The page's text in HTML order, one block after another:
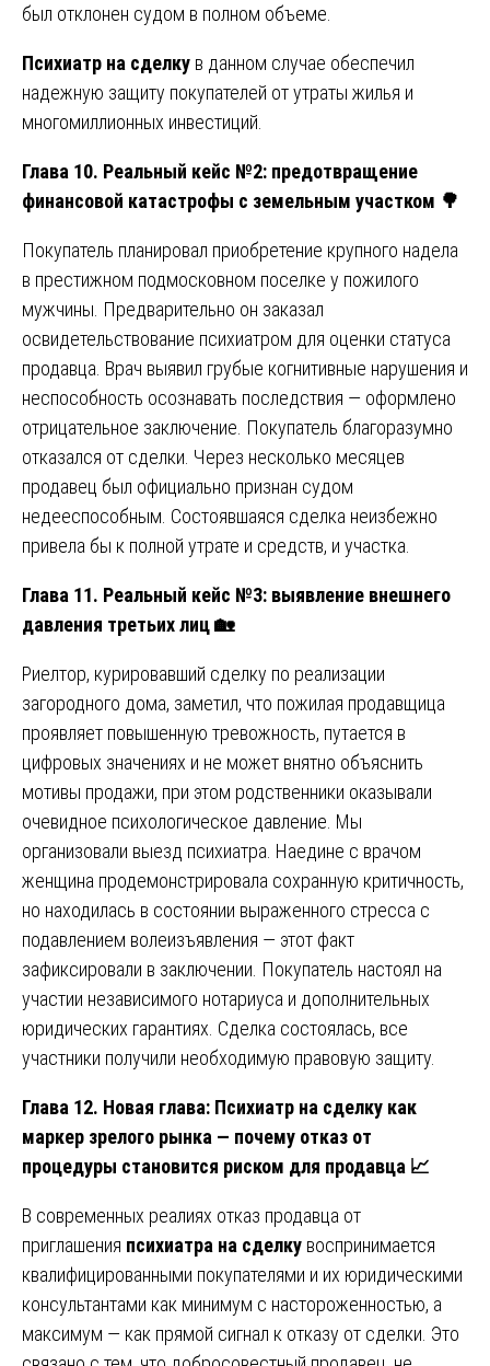
был отклонен судом в полном объеме.
Психиатр на сделку в данном случае обеспечил
надежную защиту покупателей от утраты жилья и
многомиллионных инвестиций.
Глава 10. Реальный кейс №2: предотвращение
финансовой катастрофы с земельным участком 🌳
Покупатель планировал приобретение крупного надела
в престижном подмосковном поселке у пожилого
мужчины. Предварительно он заказал
освидетельствование психиатром для оценки статуса
продавца. Врач выявил грубые когнитивные нарушения и
неспособность осознавать последствия — оформлено
отрицательное заключение. Покупатель благоразумно
отказался от сделки. Через несколько месяцев
продавец был официально признан судом
недееспособным. Состоявшаяся сделка неизбежно
привела бы к полной утрате и средств, и участка.
Глава 11. Реальный кейс №3: выявление внешнего
давления третьих лиц🏡
Риелтор, курировавший сделку по реализации
загородного дома, заметил, что пожилая продавщица
проявляет повышенную тревожность, путается в
цифровых значениях и не может внятно объяснить
мотивы продажи, при этом родственники оказывали
очевидное психологическое давление. Мы
организовали выезд психиатра. Наедине с врачом
женщина продемонстрировала сохранную критичность,
но находилась в состоянии выраженного стресса с
подавлением волеизъявления — этот факт
зафиксировали в заключении. Покупатель настоял на
участии независимого нотариуса и дополнительных
юридических гарантиях. Сделка состоялась, все
участники получили необходимую правовую защиту.
Глава 12. Новая глава: Психиатр на сделку как
маркер зрелого рынка — почему отказ от
процедуры становится риском для продавца 📈
В современных реалиях отказ продавца от
приглашения психиатра на сделку воспринимается
квалифицированными покупателями и их юридическими
консультантами как минимум с настороженностью, а
максимум — как прямой сигнал к отказу от сделки. Это